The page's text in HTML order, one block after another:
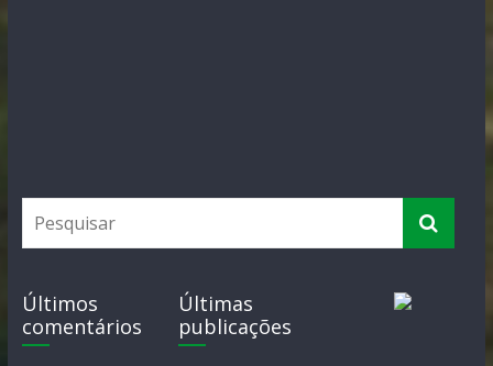
Últimos
comentários
Últimas
publicações